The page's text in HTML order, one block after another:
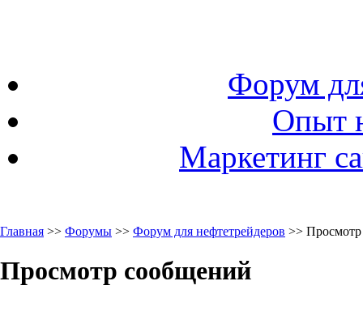
Форум
Опыт
Маркетинг
Главная >> Форумы >> Форум для нефтетрейдеров >>
Просмотр сообщений